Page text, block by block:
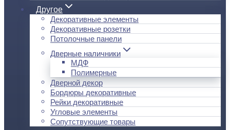
Другое
Декоративные элементы
Декоративные розетки
Потолочные панели
Дверные наличники
МДФ
Полимерные
Дверной декор
Бордюры декоративные
Рейки декоративные
Угловые элементы
Сопутствующие товары